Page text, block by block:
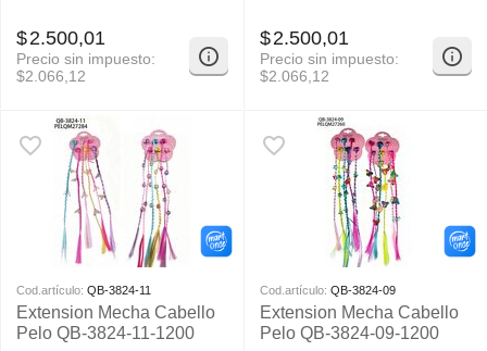
$2.500,01
Precio sin impuesto:
$2.066,12
$2.500,01
Precio sin impuesto:
$2.066,12
Cod.artículo: QB-3824-11
Extension Mecha Cabello
Pelo QB-3824-11-1200
Cod.artículo: QB-3824-09
Extension Mecha Cabello
Pelo QB-3824-09-1200